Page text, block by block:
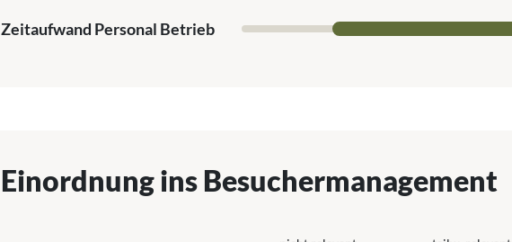
Zeitaufwand Personal Betrieb
Einordnung ins Besuchermanagement